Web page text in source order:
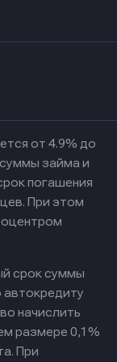
от 4.9% до
займа и
погашения
При этом
срок суммы
начислить
размере 0,1%
При